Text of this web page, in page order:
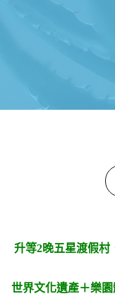
升等2晚五星渡假村
世界文化遺產＋樂